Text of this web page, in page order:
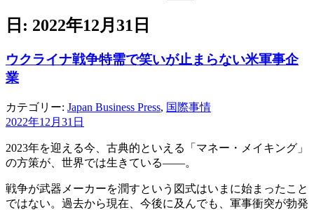
日: 2022年12月31日
ウクライナ戦争特需で笑いが止まらない米軍事企
業
カテゴリー: Japan Business Press, 国際事情
2022年12月31日
2023年を迎える今、古典的といえる「マネー・メイキング」
の方策が、世界では生きている――。
戦争が武器メーカーを潤すという図式はいまに始まったこと
ではない。過去から現在、今後に及んでも、軍事衝突が勃発